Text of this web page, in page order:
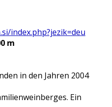
index.php?jezik=deu
m
in den Jahren 2004
Ein